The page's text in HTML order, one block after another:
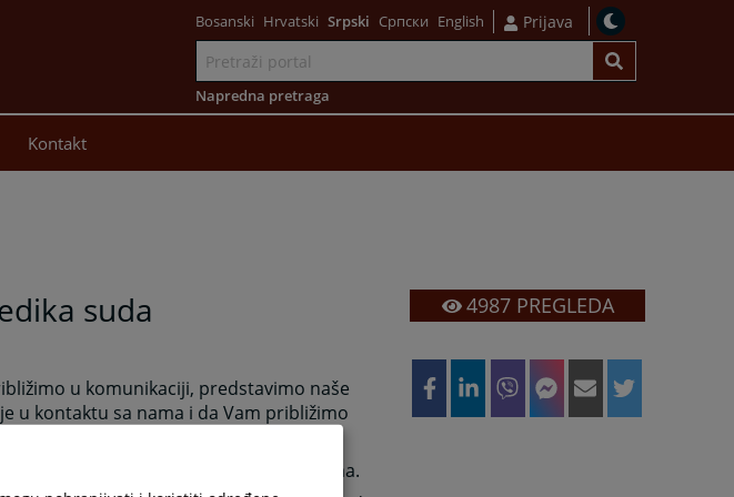
Bosanski Hrvatski Srpski Српски English Prijava
Napredna pretraga
Kontakt
suda
u komunikaciji, predstavimo naše
u kontaktu sa nama i da Vam približimo
u Foči i informisati se o našim uslugama.
4987PREGLEDA